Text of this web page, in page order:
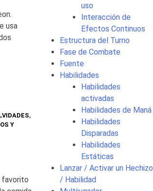
usa
,
Y
favorito
uso
Interacción de
Efectos Continuos
Estructura del Turno
Fase de Combate
Fuente
Habilidades
Habilidades
activadas
Habilidades de Maná
Habilidades
Disparadas
Habilidades
Estáticas
Lanzar / Activar un Hechizo
/ Habilidad